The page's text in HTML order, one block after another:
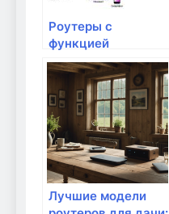
Роутеры с
функцией
улучшения
сигнала: как они
работают и когда
они нужны?
Лучшие модели